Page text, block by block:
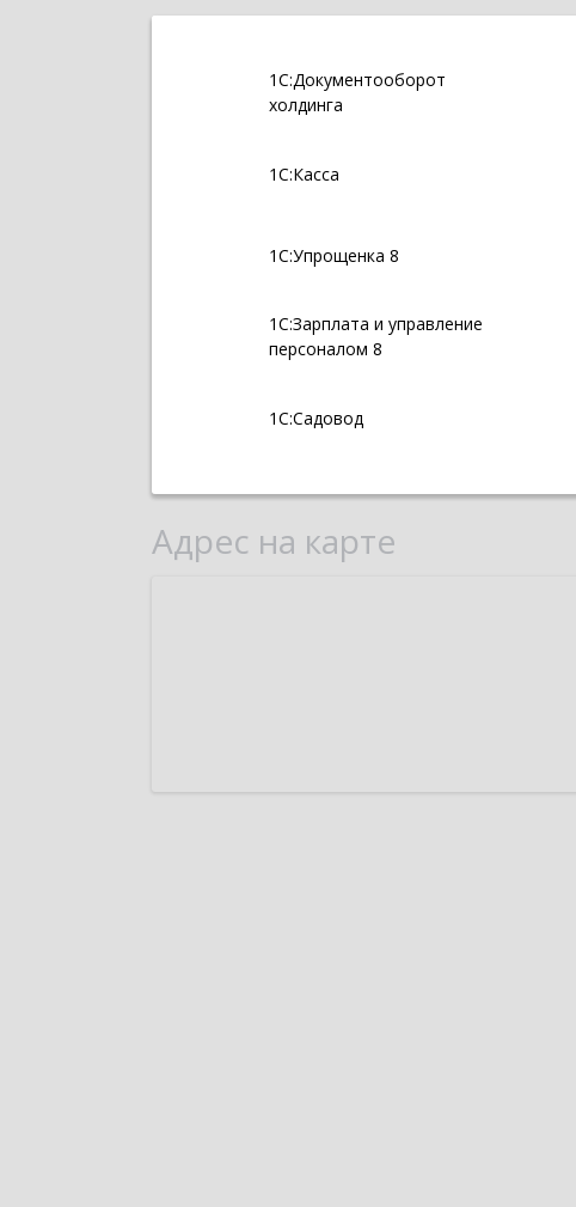
1С:Документооборот
холдинга
1С:Касса
1С:Упрощенка 8
1С:Зарплата и управление
персоналом 8
1С:Садовод
Адрес на карте